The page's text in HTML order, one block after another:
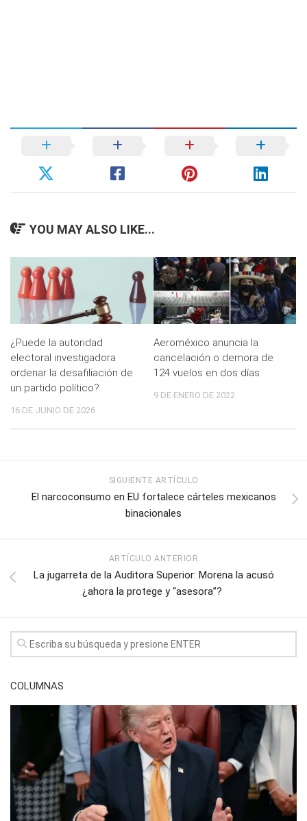
YOU MAY ALSO LIKE...
¿Puede la autoridad
electoral investigadora
ordenar la desafiliación de
un partido político?
16 DE JUNIO DE 2026
Aeroméxico anuncia la
cancelación o demora de
124 vuelos en dos días
9 DE ENERO DE 2022
SIGUIENTE ARTÍCULO
El narcoconsumo en EU fortalece cárteles mexicanos
binacionales
ARTÍCULO ANTERIOR
La jugarreta de la Auditora Superior: Morena la acusó
¿ahora la protege y “asesora”?
COLUMNAS